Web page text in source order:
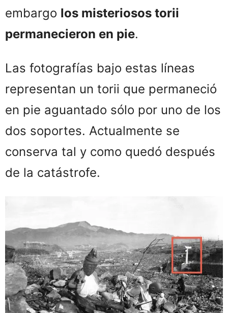
embargo los misteriosos torii
permanecieron en pie.
Las fotografías bajo estas líneas
representan un torii que permaneció
en pie aguantado sólo por uno de los
dos soportes. Actualmente se
conserva tal y como quedó después
de la catástrofe.